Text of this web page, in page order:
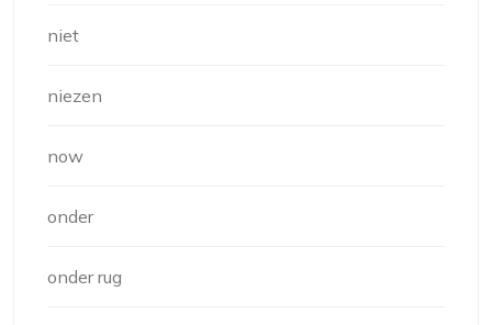
niet
niezen
now
onder
onder rug